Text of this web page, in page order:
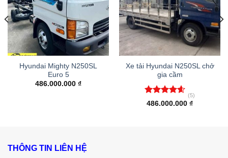
Hyundai Mighty N250SL
Euro 5
486.000.000 ₫
Xe tải Hyundai N250SL chở
gia cầm
Được xếp
(5)
486.000.000 ₫
THÔNG TIN LIÊN HỆ